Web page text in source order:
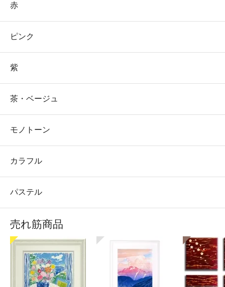
赤
ピンク
紫
茶・ベージュ
モノトーン
カラフル
パステル
売れ筋商品